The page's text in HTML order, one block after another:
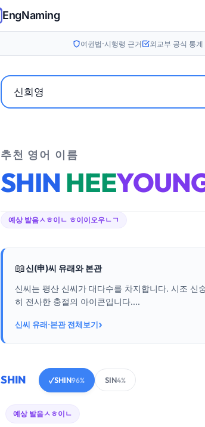
EngNaming
여권법·시행령 근거 외교부 공식 통계
추천 영어 이름
SHIN HEE
예상 발음ㅅㅎ이ㄴ ㅎ이이오우ㄴㄱ
📖신(申)씨 유래와 본관
신씨는 평산 신씨가 대다수를 차지합니다. 시조 신
히 전사한 충절의 아이콘입니다....
신씨 유래·본관 전체보기›
SHIN ✓SHIN96% SIN4%
예상 발음ㅅㅎ이ㄴ